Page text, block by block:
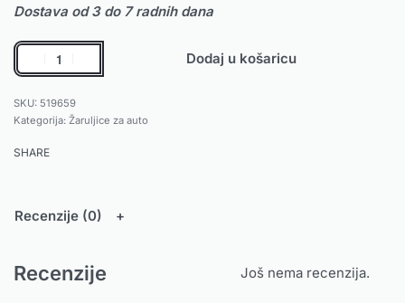
Dostava od 3 do 7 radnih dana
Dodaj u košaricu
519659
Kategorija: Žaruljice za auto
SHARE
Recenzije (0)
Recenzije Još nema recenzija.